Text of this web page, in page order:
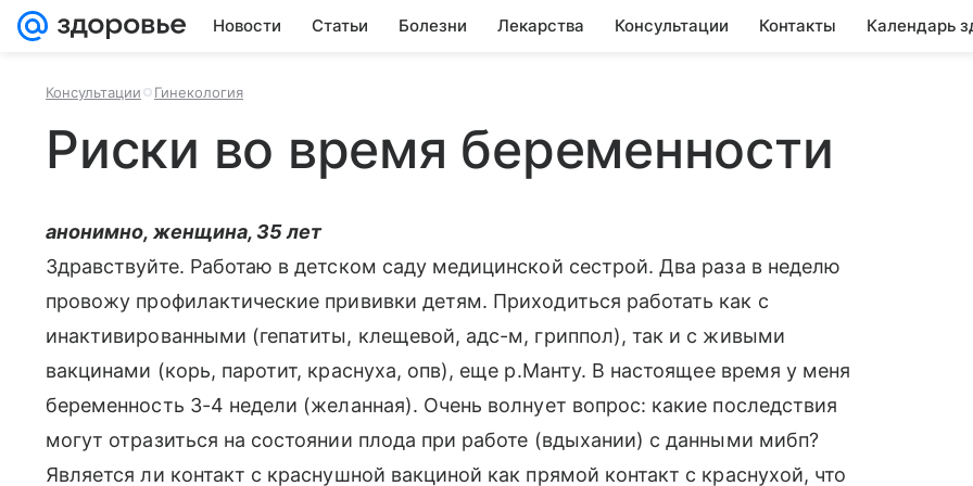
Новости Статьи Болезни Лекарства Консультации Контакты Календарь
Консультации Гинекология
Риски во время беременности
анонимно, женщина, 35 лет
Здравствуйте. Работаю в детском саду медицинской сестрой. Два раза в неделю
провожу профилактические прививки детям. Приходиться работать как с
инактивированными (гепатиты, клещевой, адс-м, гриппол), так и с живыми
вакцинами (корь, паротит, краснуха, опв), еще р.Манту. В настоящее время у меня
беременность 3-4 недели (желанная). Очень волнует вопрос: какие последствия
могут отразиться на состоянии плода при работе (вдыхании) с данными мибп?
Является ли контакт с краснушной вакциной как прямой контакт с краснухой, что